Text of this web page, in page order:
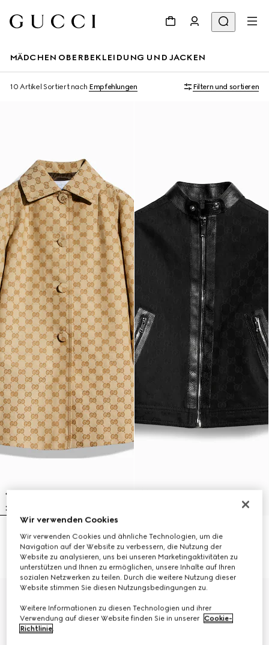
MÄDCHEN OBERBEKLEIDUNG UND JACKEN
10 Artikel Sortiert nach Empfehlungen Filtern und sortieren
Kindermantel aus GG Canvas
€ 1.200
Kinderjacke aus GG
Baumwolljacquard
€ 1.700
Wir verwenden Cookies
Wir verwenden Cookies und ähnliche Technologien, um die
Navigation auf der Website zu verbessern, die Nutzung der
Website zu analysieren, uns bei unseren Marketingaktivitäten zu
unterstützen und Ihnen zu ermöglichen, unsere Inhalte auf Ihren
sozialen Netzwerken zu teilen. Durch die weitere Nutzung dieser
Website stimmen Sie diesen Nutzungsbedingungen zu.
Weitere Informationen zu diesen Technologien und ihrer
Verwendung auf dieser Website finden Sie in unserer Cookie-
Richtlinie.